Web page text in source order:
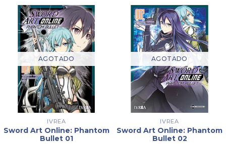
AGOTADO
IVREA
Sword Art Online: Phantom
Bullet 01
AGOTADO
IVREA
Sword Art Online: Phantom
Bullet 02